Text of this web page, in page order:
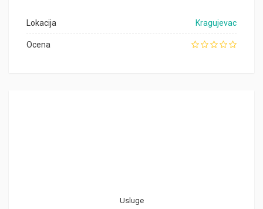
Lokacija Kragujevac
Ocena
Usluge